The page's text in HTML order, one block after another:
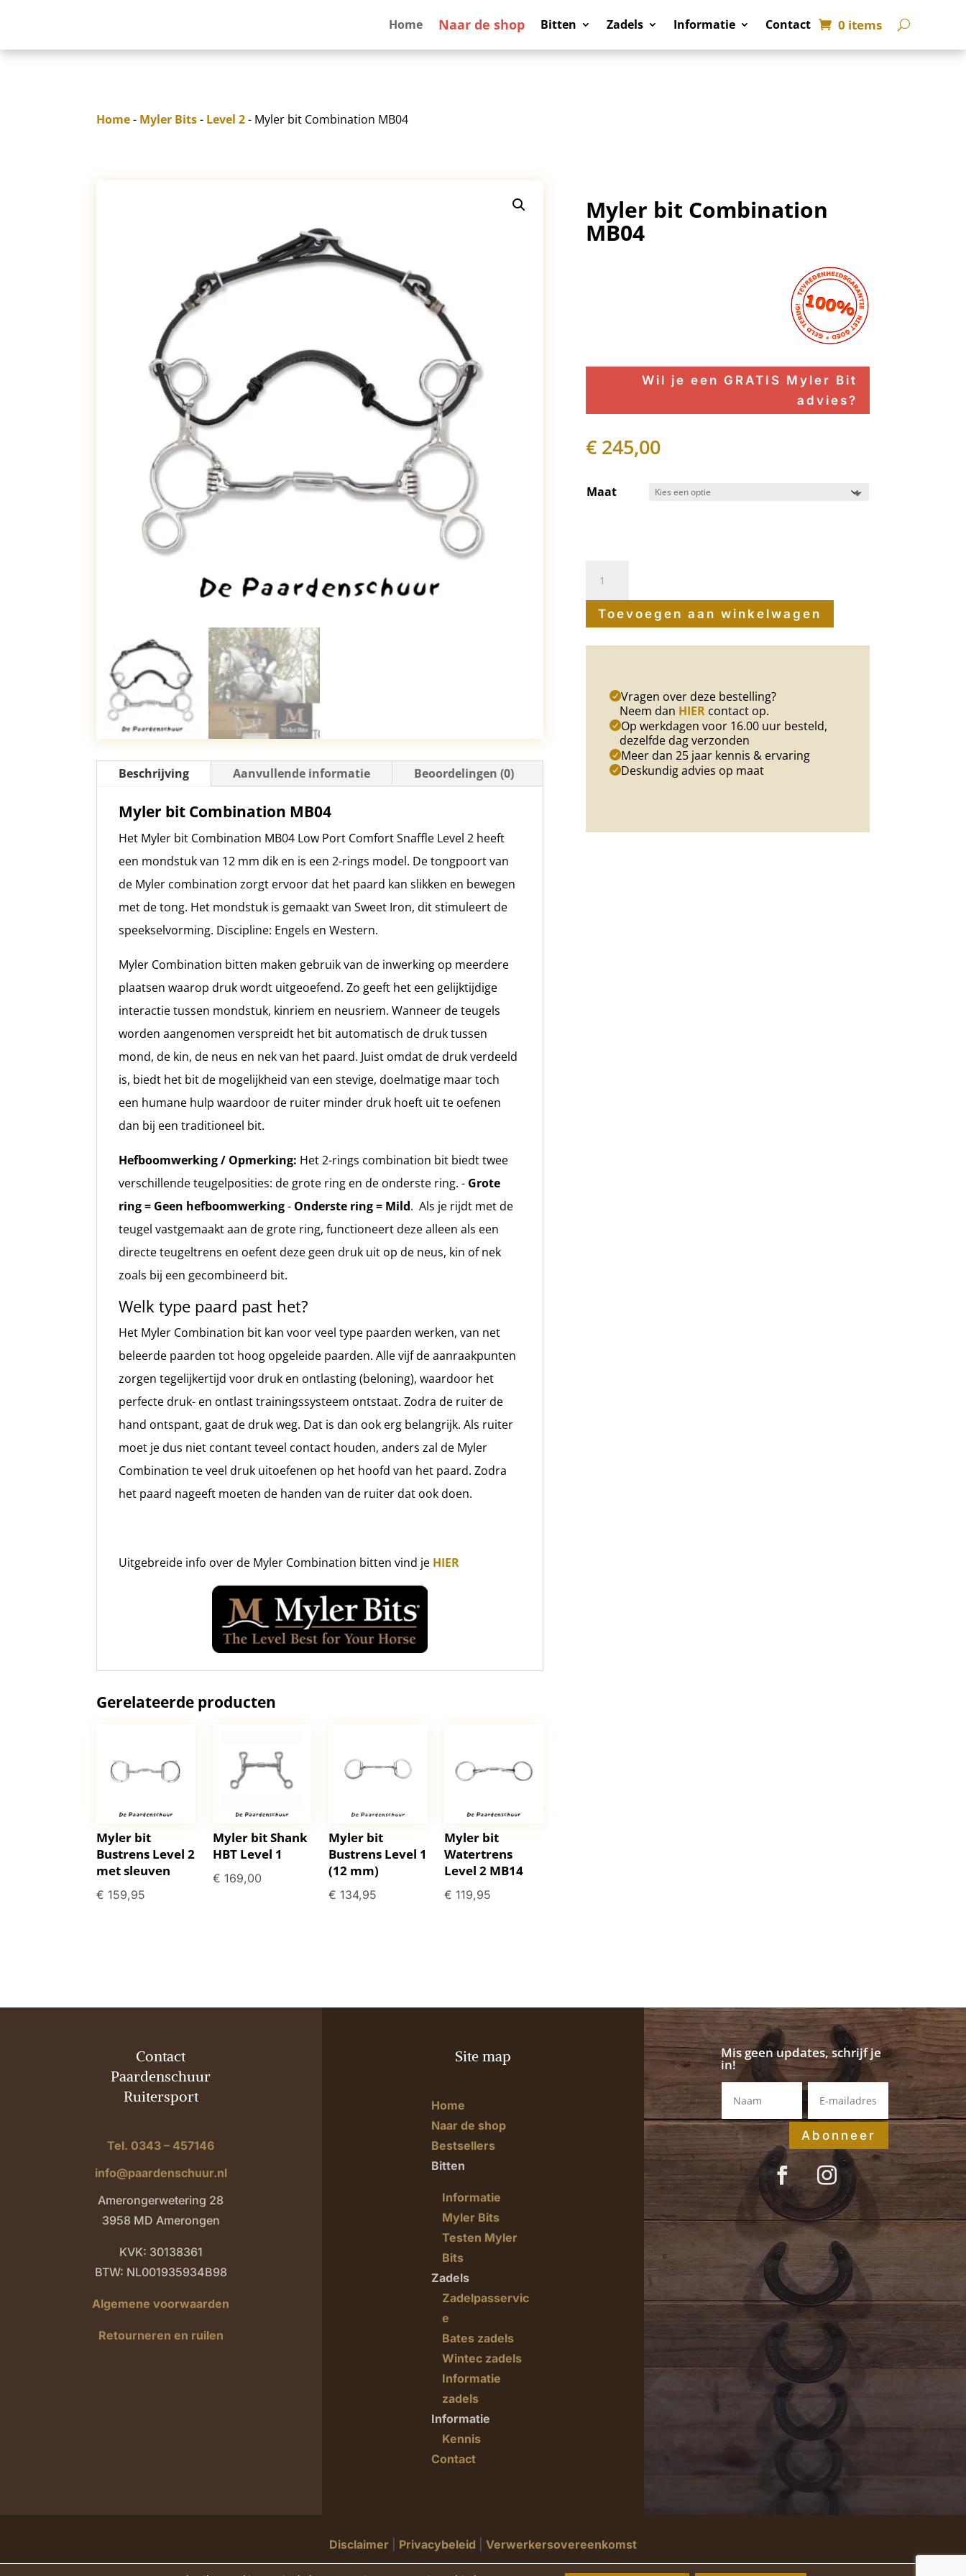
Home Naar de shop Bitten Zadels Informatie Contact 0 items
Home- Myler Bits- Level 2- Myler bit Combination MB04
Beschrijving Aanvullende informatie Beoordelingen (0)
Myler bit Combination MB04
Het Myler bit Combination MB04 Low Port Comfort Snaffle Level 2 heeft
een mondstuk van 12 mm dik en is een 2-rings model. De tongpoort van
de Myler combination zorgt ervoor dat het paard kan slikken en bewegen
met de tong. Het mondstuk is gemaakt van Sweet Iron, dit stimuleert de
speekselvorming. Discipline: Engels en Western.
Myler Combination bitten maken gebruik van de inwerking op meerdere
plaatsen waarop druk wordt uitgeoefend. Zo geeft het een gelijktijdige
interactie tussen mondstuk, kinriem en neusriem. Wanneer de teugels
worden aangenomen verspreidt het bit automatisch de druk tussen
mond, de kin, de neus en nek van het paard. Juist omdat de druk verdeeld
is, biedt het bit de mogelijkheid van een stevige, doelmatige maar toch
een humane hulp waardoor de ruiter minder druk hoeft uit te oefenen
dan bij een traditioneel bit.
Hefboomwerking / Opmerking: Het 2-rings combination bit biedt twee
verschillende teugelposities: de grote ring en de onderste ring. - Grote
ring = Geen hefboomwerking- Onderste ring = Mild. Als je rijdt met de
teugel vastgemaakt aan de grote ring, functioneert deze alleen als een
directe teugeltrens en oefent deze geen druk uit op de neus, kin of nek
zoals bij een gecombineerd bit.
Welk type paard past het?
Het Myler Combination bit kan voor veel type paarden werken, van net
beleerde paarden tot hoog opgeleide paarden. Alle vijf de aanraakpunten
zorgen tegelijkertijd voor druk en ontlasting (beloning), waardoor het
perfecte druk- en ontlast trainingssysteem ontstaat. Zodra de ruiter de
hand ontspant, gaat de druk weg. Dat is dan ook erg belangrijk. Als ruiter
moet je dus niet contant teveel contact houden, anders zal de Myler
Combination te veel druk uitoefenen op het hoofd van het paard. Zodra
het paard nageeft moeten de handen van de ruiter dat ook doen.
Uitgebreide info over de Myler Combination bitten vind je HIER
Gerelateerde producten
Myler bit
Bustrens Level 2
met sleuven
€ 159,95
Myler bit Shank
HBT Level 1
€ 169,00
Myler bit
Bustrens Level 1
(12 mm)
€ 134,95
Myler bit
Watertrens
Level 2 MB14
€ 119,95
Myler bit Combination
MB04
Wil je een GRATIS Myler Bit
advies?
€245,00
Maat
Combination
Toevoegen aan winkelwagen
Vragen over deze bestelling?
Neem dan HIERcontact op.
Op werkdagen voor 16.00 uur besteld,
dezelfde dag verzonden
Meer dan 25 jaar kennis & ervaring
Deskundig advies op maat
Contact
Paardenschuur
Ruitersport
Tel. 0343 – 457146
info@paardenschuur.nl
Amerongerwetering 28
3958 MD Amerongen
KVK: 30138361
BTW: NL001935934B98
Algemene voorwaarden
Retourneren en ruilen
Site map
Home
Naar de shop
Bestsellers
Bitten
Informatie
Myler Bits
Testen Myler
Bits
Zadels
Zadelpasservic
e
Bates zadels
Wintec zadels
Informatie
zadels
Informatie
Kennis
Contact
Mis geen updates, schrijf je
in!
Abonneer
Disclaimer Privacybeleid Verwerkersovereenkomst
Bouwen op het internet